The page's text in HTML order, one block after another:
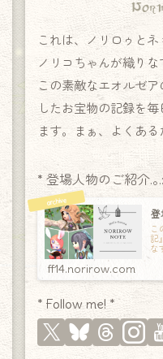
これは、ノリロゥと
ノリコちゃんが織りな
この素敵なエオルゼ
したお宝物の記録を
ます。まぁ、よくある
* 登場人物のご紹介.｡
こ
記
な
ff14.norirow.com
* Follow me! *